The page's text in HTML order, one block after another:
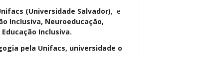
(Universidade Salvador), e
Inclusiva, Neuroeducação,
Inclusiva.
pela Unifacs, universidade o